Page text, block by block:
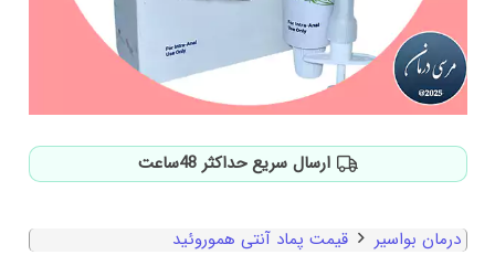
ارسال سریع حداکثر 48ساعت
درمان بواسیر قیمت پماد آنتی هموروئید